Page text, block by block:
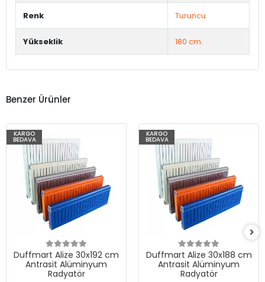
Renk Turuncu
Yükseklik 180 cm.
Benzer Ürünler
KARGO
BEDAVA
Duffmart Alize 30x192 cm
Antrasit Alüminyum
Radyatör
KARGO
BEDAVA
Duffmart Alize 30x188 cm
Antrasit Alüminyum
Radyatör